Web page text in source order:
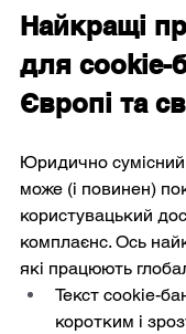
Найкращі
для cookie-
Європі та
Юридично
може (і повинен)
користувацький
комплаєнс. Ось
які працюють
Текст cookie-
коротким і